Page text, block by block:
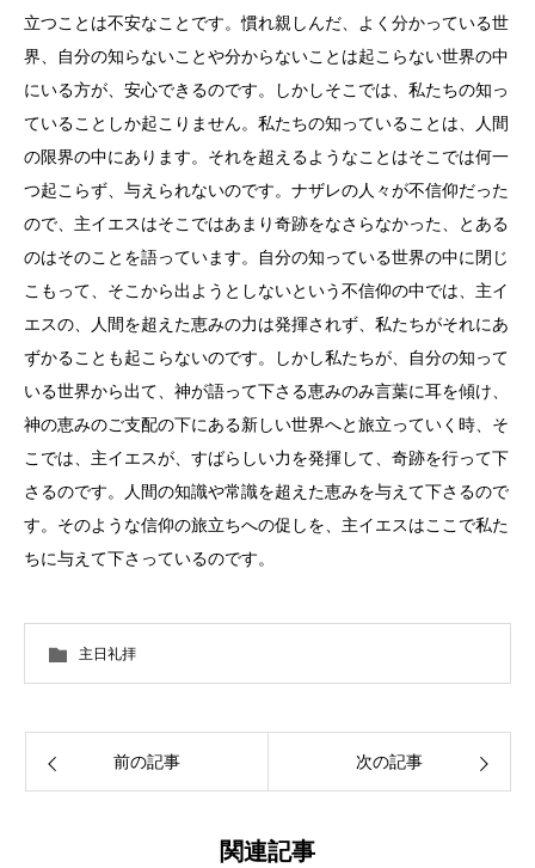
立つことは不安なことです。慣れ親しんだ、よく分かっている世
界、自分の知らないことや分からないことは起こらない世界の中
にいる方が、安心できるのです。しかしそこでは、私たちの知っ
ていることしか起こりません。私たちの知っていることは、人間
の限界の中にあります。それを超えるようなことはそこでは何一
つ起こらず、与えられないのです。ナザレの人々が不信仰だった
ので、主イエスはそこではあまり奇跡をなさらなかった、とある
のはそのことを語っています。自分の知っている世界の中に閉じ
こもって、そこから出ようとしないという不信仰の中では、主イ
エスの、人間を超えた恵みの力は発揮されず、私たちがそれにあ
ずかることも起こらないのです。しかし私たちが、自分の知って
いる世界から出て、神が語って下さる恵みのみ言葉に耳を傾け、
神の恵みのご支配の下にある新しい世界へと旅立っていく時、そ
こでは、主イエスが、すばらしい力を発揮して、奇跡を行って下
さるのです。人間の知識や常識を超えた恵みを与えて下さるので
す。そのような信仰の旅立ちへの促しを、主イエスはここで私た
ちに与えて下さっているのです。
主日礼拝
前の記事 次の記事
関連記事